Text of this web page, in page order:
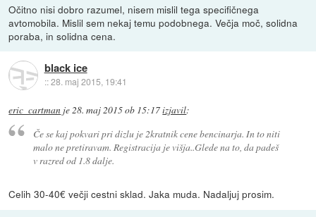
Očitno nisi dobro razumel, nisem mislil tega specifičnega
avtomobila. Mislil sem nekaj temu podobnega. Večja moč, solidna
poraba, in solidna cena.
black ice
::28. maj 2015, 19:41
eric_cartman je28. maj 2015 ob 15:17izjavil:
Če se kaj pokvari pri dizlu je 2kratnik cene bencinarja. In to niti
malo ne pretiravam. Registracija je višja..Glede na to, da padeš
v razred od 1.8 dalje.
Celih 30-40€ večji cestni sklad. Jaka muda. Nadaljuj prosim.